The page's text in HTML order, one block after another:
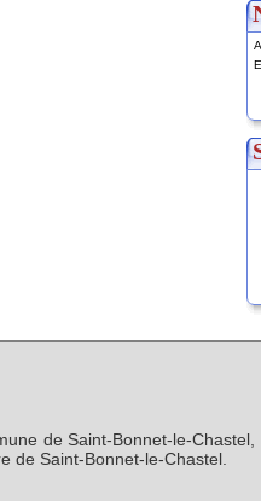
de Saint-Bonnet-le-
de Saint-Bonnet-le-Chastel.